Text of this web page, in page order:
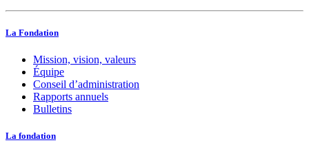
La Fondation
Mission, vision, valeurs
Équipe
Conseil d’administration
Rapports annuels
Bulletins
La fondation